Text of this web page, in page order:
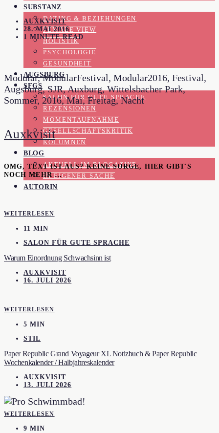
SUBSTANZ
DATING & BEZIEHUNGEN
FEMALE VIEW
HOLISTIK
PSYCHOLOGIE
GESUNDHEIT
AUGSBURG
SFGS
SALON FÜR GUTE SPRACHE
REZENSIONEN
MOMENTAUFNAHME
GESELLSCHAFTSKRITIK
KOLUMNEN
BLOG
AKTUELL IM BLOGAZINE
IN EIGENER SACHE
AUTORIN
AUXKVISIT
28. MAI 2016
1 MINUTE READ
Modular, ModularFestival, Modular2016, Festival,
Augsburg, SJR, Auxburg, Wittelsbacher Park,
Sommer, 2016, Mai, Freitag, Nacht
Auxkvisit
OMG, TEXT IST AUS? KEINE SORGE, HIER GIBT'S
NOCH MEHR …
WEITERLESEN
11 MIN
SALON FÜR GUTE SPRACHE
Warum Einordnung Schwachsinn ist
AUXKVISIT
16. JULI 2026
WEITERLESEN
5 MIN
STIL
Paper Republic Grand Voyageur XL Notizbuch & Paper Republic
Wochenkalender / Halbjahreskalender
AUXKVISIT
13. JULI 2026
WEITERLESEN
9 MIN